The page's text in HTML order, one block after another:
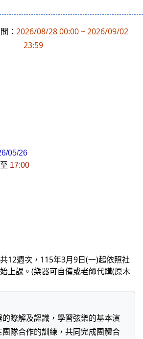
： 2026/08/28 00:00 ~ 2026/09/02
23:59
05/26
17:00
12週次，115年3月9日(一)起依照社
上課。(樂器可自備或老師代購(原木
瞭解及認識，學習弦樂的基本演
隊合作的訓練，共同完成團體合